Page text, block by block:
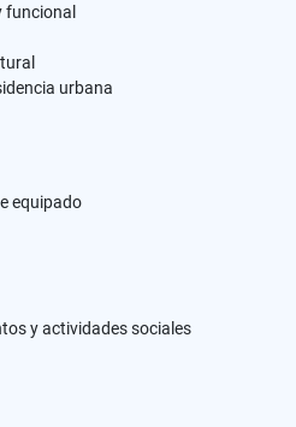
funcional
urbana
equipado
y actividades sociales